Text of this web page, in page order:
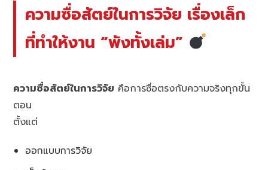
ความซื่อสัตย์ในการวิจัย เรื่องเล็ก
ที่ทำให้งาน “พังทั้งเล่ม”
ความซื่อสัตย์ในการวิจัย คือการซื่อตรงกับความจริงทุกขั้น
ตอน
ตั้งแต่
ออกแบบการวิจัย